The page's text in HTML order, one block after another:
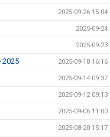
2025-09-26 15:04
2025-09-24
2025-09-23
2025 2025-09-18 16:16
2025-09-14 09:37
2025-09-12 09:13
2025-09-06 11:00
2025-08-20 15:17